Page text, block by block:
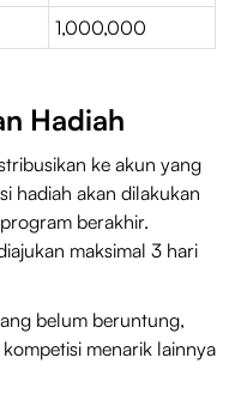
1,000,000
Hadiah
ke akun yang
hadiah akan dilakukan
berakhir.
maksimal 3 hari
belum beruntung,
menarik lainnya